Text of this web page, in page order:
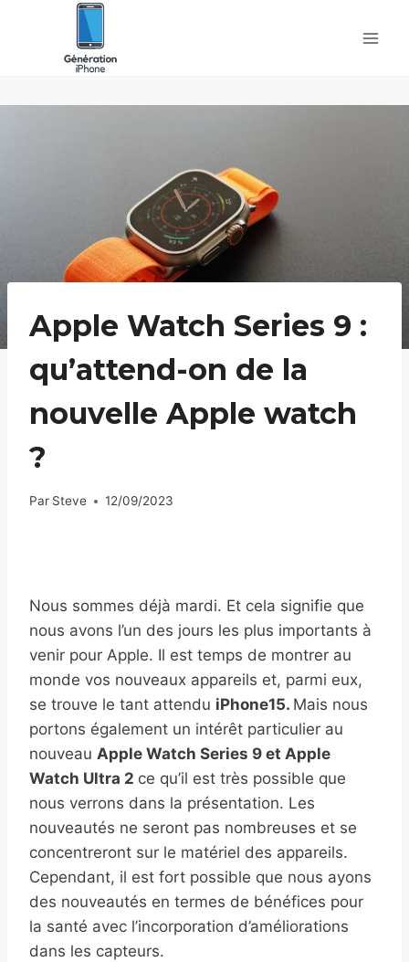
Apple Watch Series 9 :
qu’attend-on de la
nouvelle Apple watch
?
Par Steve 12/09/2023
Nous sommes déjà mardi. Et cela signifie que
nous avons l’un des jours les plus importants à
venir pour Apple. Il est temps de montrer au
monde vos nouveaux appareils et, parmi eux,
se trouve le tant attendu iPhone15. Mais nous
portons également un intérêt particulier au
nouveau Apple Watch Series 9 et Apple
Watch Ultra 2 ce qu’il est très possible que
nous verrons dans la présentation. Les
nouveautés ne seront pas nombreuses et se
concentreront sur le matériel des appareils.
Cependant, il est fort possible que nous ayons
des nouveautés en termes de bénéfices pour
la santé avec l’incorporation d’améliorations
dans les capteurs.